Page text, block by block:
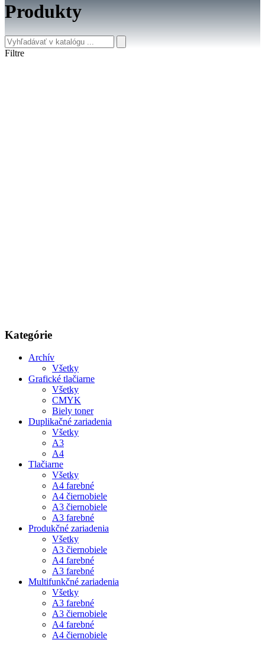
Produkty
Filtre
Kategórie
Archív
Všetky
Grafické tlačiarne
Všetky
CMYK
Biely toner
Duplikačné zariadenia
Všetky
A3
A4
Tlačiarne
Všetky
A4 farebné
A4 čiernobiele
A3 čiernobiele
A3 farebné
Produkčné zariadenia
Všetky
A3 čiernobiele
A4 farebné
A3 farebné
Multifunkčné zariadenia
Všetky
A3 farebné
A3 čiernobiele
A4 farebné
A4 čiernobiele